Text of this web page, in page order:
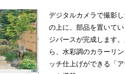
デジタルカメラで撮影
の上に、部品を置いて
ジバースが完成します
ら、水彩調のカラーリ
ッチ仕上げができる「